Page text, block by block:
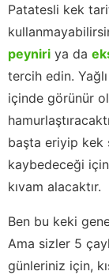
Patatesli kek
peyniri ya da
tercih edin.
içinde görünür
başta eriyip kek
kaybedeceği
kıvam alacaktır.
Ben bu keki
Ama sizler 5
günleriniz için,